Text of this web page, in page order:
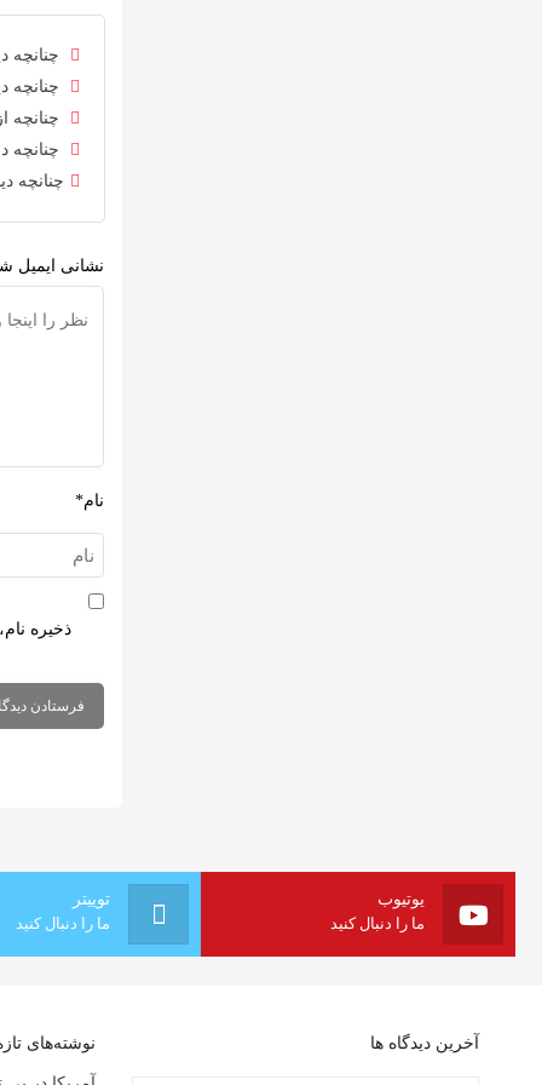
چنانچه
چنانچه
چنانچه
چنانچه
چنانچه
نشانی ایمیل
نام*
ذخیره
توییتر
ما را دنبال کنید
یوتیوب
ما را دنبال کنید
آخرین دیدگاه ها نوشته‌های